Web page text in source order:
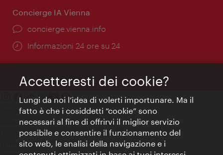
Concierge IA Vienna
Ort:
concierge.vienna.info
Öffnungszeiten:
Informazioni 24 ore su 24
Contatti
Colophon
Dichiarazione sulla protezione dei dati
Terms of Use
Accetteresti dei cookie?
Lungi da noi l’idea di volerti importunare. Ma il
fatto è che i cosiddetti “cookie” sono
necessari al fine di offrirvi il miglior servizio
possibile e consentire il funzionamento del
sito web, le analisi della navigazione e i